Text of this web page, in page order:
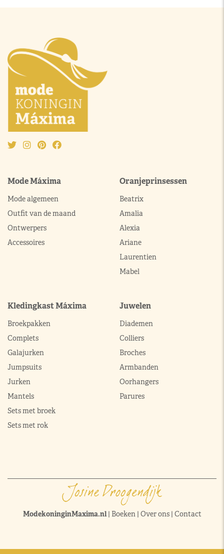
Mode Máxima
Mode algemeen
Outfit van de maand
Ontwerpers
Accessoires
Oranjeprinsessen
Beatrix
Amalia
Alexia
Ariane
Laurentien
Mabel
Kledingkast Máxima
Broekpakken
Complets
Galajurken
Jumpsuits
Jurken
Mantels
Sets met broek
Sets met rok
Juwelen
Diademen
Colliers
Broches
Armbanden
Oorhangers
Parures
ModekoninginMaxima.nl| Boeken| Over ons| Contact